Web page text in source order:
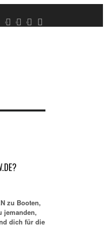
zu Booten,
jemanden,
dich für die